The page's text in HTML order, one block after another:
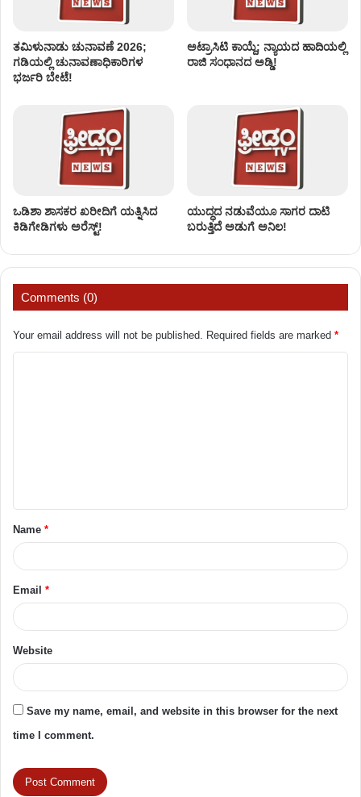
ತಮಿಳುನಾಡು ಚುನಾವಣೆ 2026;
ಗಡಿಯಲ್ಲಿ ಚುನಾವಣಾಧಿಕಾರಿಗಳ
ಭರ್ಜರಿ ಬೇಟೆ!
ಅಟ್ರಾಸಿಟಿ ಕಾಯ್ದೆ; ನ್ಯಾಯದ ಹಾದಿಯಲ್ಲಿ
ರಾಜಿ ಸಂಧಾನದ ಅಡ್ಡಿ!
ಒಡಿಶಾ ಶಾಸಕರ ಖರೀದಿಗೆ ಯತ್ನಿಸಿದ
ಕಿಡಿಗೇಡಿಗಳು ಅರೆಸ್ಟ್!
ಯುದ್ಧದ ನಡುವೆಯೂ ಸಾಗರ ದಾಟಿ
ಬರುತ್ತಿದೆ ಅಡುಗೆ ಅನಿಲ!
Comments (0)
Your email address will not be published. Required fields are marked *
t
*Name *
Email *
Website
Save my name, email, and website in this browser for the next
time I comment.